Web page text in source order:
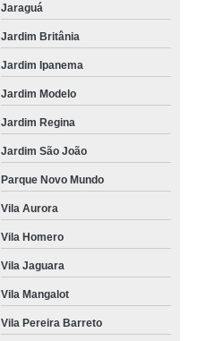
Jaraguá
Jardim Britânia
Jardim Ipanema
Jardim Modelo
Jardim Regina
Jardim São João
Parque Novo Mundo
Vila Aurora
Vila Homero
Vila Jaguara
Vila Mangalot
Vila Pereira Barreto